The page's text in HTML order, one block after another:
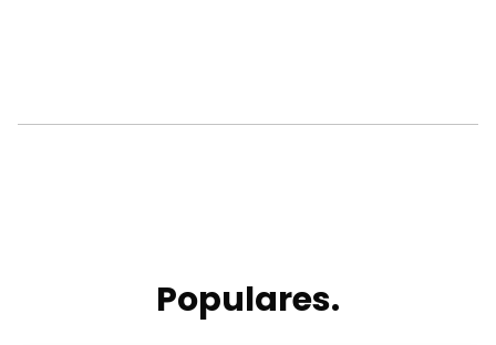
Populares.